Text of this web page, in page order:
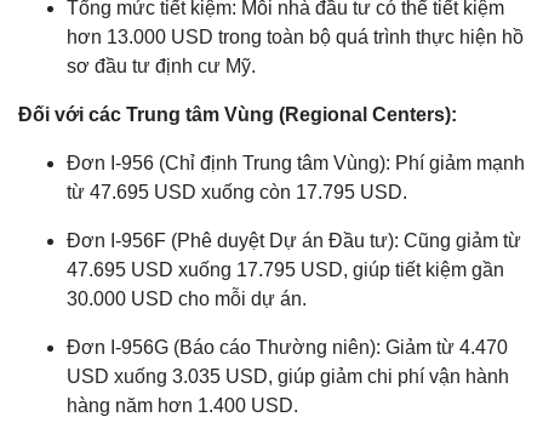
Tổng mức tiết kiệm: Mỗi nhà đầu tư có thể tiết kiệm
hơn 13.000 USD trong toàn bộ quá trình thực hiện hồ
sơ đầu tư định cư Mỹ.
Đối với các Trung tâm Vùng (Regional Centers):
Đơn I-956 (Chỉ định Trung tâm Vùng): Phí giảm mạnh
từ 47.695 USD xuống còn 17.795 USD.
Đơn I-956F (Phê duyệt Dự án Đầu tư): Cũng giảm từ
47.695 USD xuống 17.795 USD, giúp tiết kiệm gần
30.000 USD cho mỗi dự án.
Đơn I-956G (Báo cáo Thường niên): Giảm từ 4.470
USD xuống 3.035 USD, giúp giảm chi phí vận hành
hàng năm hơn 1.400 USD.